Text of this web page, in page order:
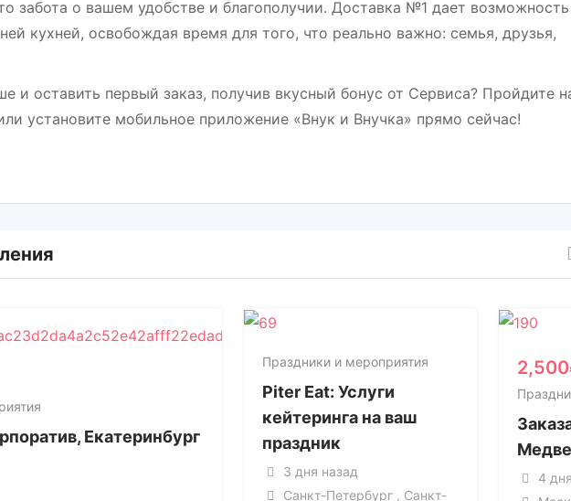
забота о вашем удобстве и благополучии. Доставка №1 дает возможность
кухней, освобождая время для того, что реально важно: семья, друзья,
и оставить первый заказ, получив вкусный бонус от Сервиса? Пройдите
установите мобильное приложение «Внук и Внучка» прямо сейчас!
Екатеринбург
Праздники и мероприятия
Piter Eat: Услуги
кейтеринга на ваш
праздник
3 дня назад
Санкт-Петербург , Санкт-
2,500
4